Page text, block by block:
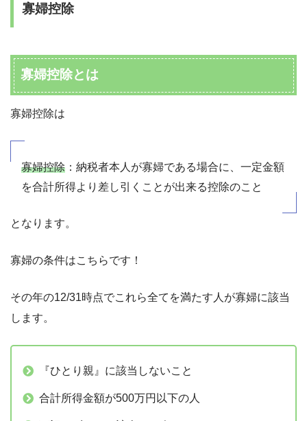
寡婦控除
寡婦控除とは
寡婦控除は
寡婦控除 ：納税者本人が寡婦である場合に、一定金額
を合計所得より差し引くことが出来る控除のこと
となります。
寡婦の条件はこちらです！
その年の12/31時点でこれら全てを満たす人が寡婦に該当
します。
『ひとり親』に該当しないこと
合計所得金額が500万円以下の人